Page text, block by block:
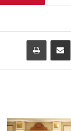
مشاركة عبر البريد طباعة